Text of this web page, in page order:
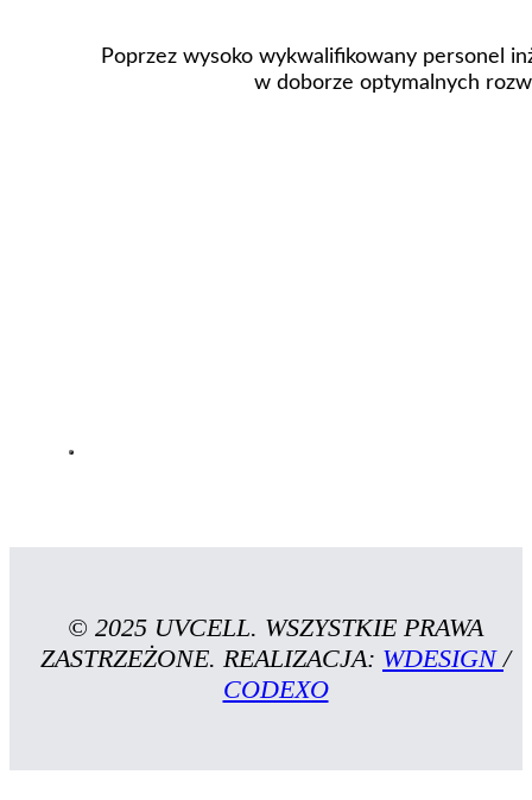
Poprzez wysoko wykwalifikowany personel
w doborze optymalnych
© 2025 UVCELL. WSZYSTKIE PRAWA
ZASTRZEŻONE. REALIZACJA: WDESIGN/
CODEXO